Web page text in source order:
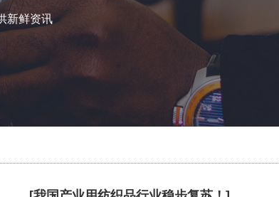
新鲜资讯